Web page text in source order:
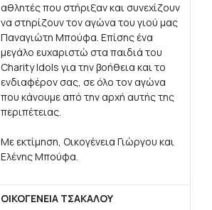
αθλητές που στήριξαν και συνεχίζουν
να στηρίζουν τον αγώνα του γιού μας
Παναγιώτη Μπούφα. Επίσης ένα
μεγάλο ευχαριστώ στα παιδιά του
Charity Idols για την βοήθεια και το
ενδιαφέρον σας, σε όλο τον αγώνα
που κάνουμε από την αρχή αυτής της
περιπέτειας.
Με εκτίμηση, Οικογένεια Γιώργου και
Ελένης Μπούφα.
ΟΙΚΟΓΕΝΕΙΑ ΤΣΑΚΑΛΟΥ